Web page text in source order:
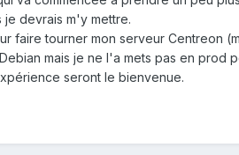
je devrais m'y mettre.
faire tourner mon serveur Centreon
mais je ne l'a mets pas en prod
seront le bienvenue.